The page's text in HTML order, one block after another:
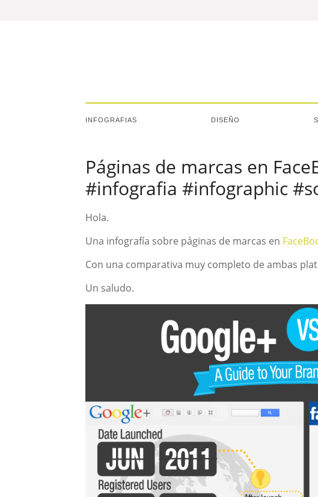
INFOGRAFIAS DISEÑO
Páginas de marcas en
#infografia #infographic
Hola.
Una infografía sobre páginas de marcas en
Con una comparativa muy completo de ambas
Un saludo.